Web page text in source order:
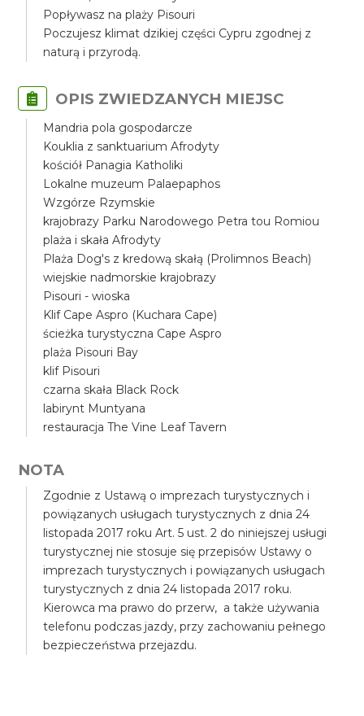
Popływasz na plaży Pisouri
Poczujesz klimat dzikiej części Cypru zgodnej z
naturą i przyrodą.
OPIS ZWIEDZANYCH MIEJSC
Mandria pola gospodarcze
Kouklia z sanktuarium Afrodyty
kościół Panagia Katholiki
Lokalne muzeum Palaepaphos
Wzgórze Rzymskie
krajobrazy Parku Narodowego Petra tou Romiou
plaża i skała Afrodyty
Plaża Dog's z kredową skałą (Prolimnos Beach)
wiejskie nadmorskie krajobrazy
Pisouri - wioska
Klif Cape Aspro (Kuchara Cape)
ścieżka turystyczna Cape Aspro
plaża Pisouri Bay
klif Pisouri
czarna skała Black Rock
labirynt Muntyana
restauracja The Vine Leaf Tavern
NOTA
Zgodnie z Ustawą o imprezach turystycznych i
powiązanych usługach turystycznych z dnia 24
listopada 2017 roku Art. 5 ust. 2 do niniejszej usługi
turystycznej nie stosuje się przepisów Ustawy o
imprezach turystycznych i powiązanych usługach
turystycznych z dnia 24 listopada 2017 roku.
Kierowca ma prawo do przerw, a także używania
telefonu podczas jazdy, przy zachowaniu pełnego
bezpieczeństwa przejazdu.